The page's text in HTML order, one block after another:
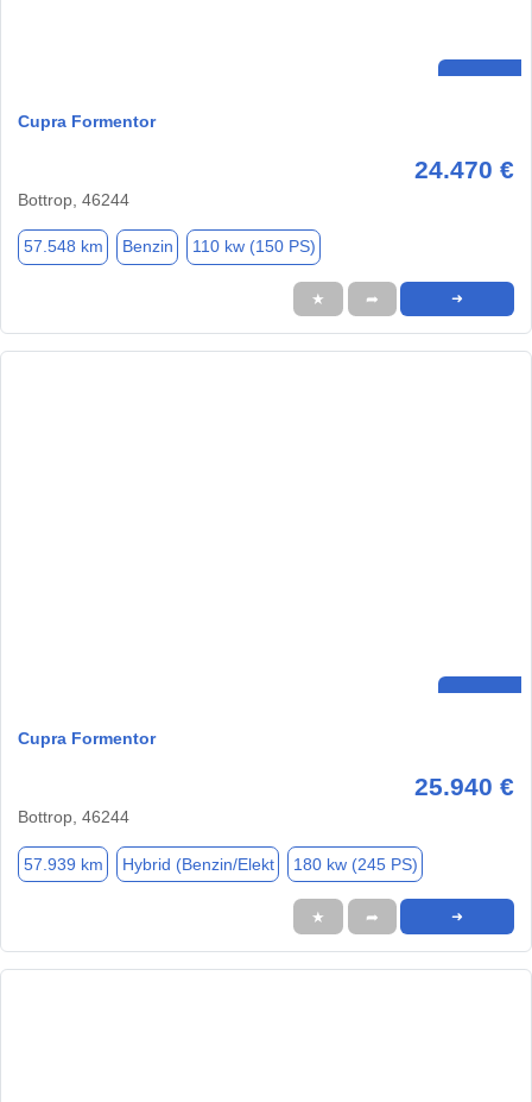
Cupra Formentor
24.470 €
Bottrop, 46244
57.548 km Benzin 110 kw (150 PS)
★ ➦ ➜
Cupra Formentor
25.940 €
Bottrop, 46244
57.939 km Hybrid (Benzin/Elekt 180 kw (245 PS)
★ ➦ ➜